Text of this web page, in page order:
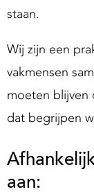
staan.
Wij zijn een
vakmensen
moeten blijven
dat begrijpen
aan: